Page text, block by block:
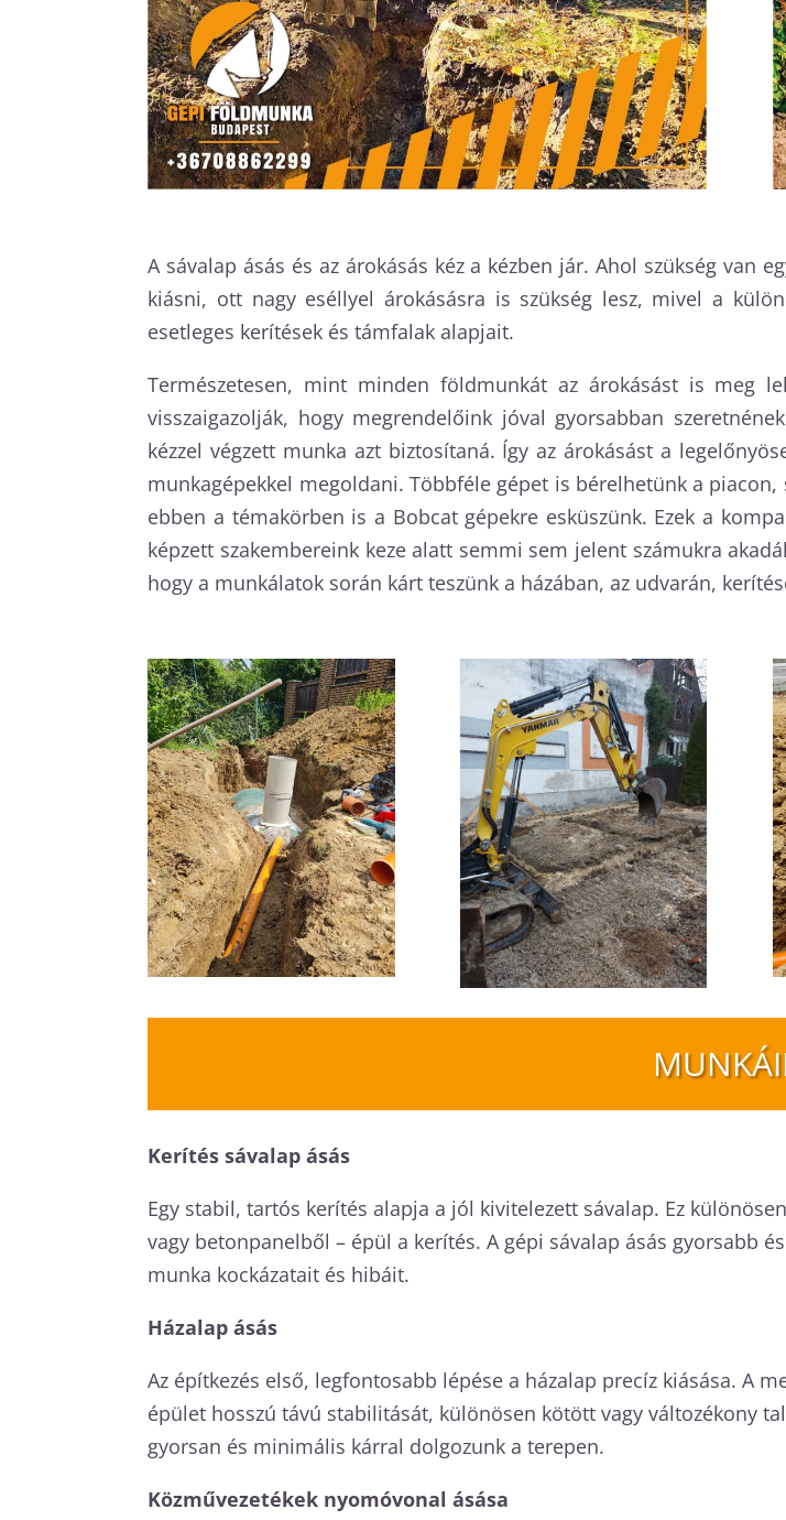
A sávalap ásás és az árokásás kéz a kézben jár. Ahol szükség van
kiásni, ott nagy eséllyel árokásásra is szükség lesz, mivel a
esetleges kerítések és támfalak alapjait.
Természetesen, mint minden földmunkát az árokásást is meg
visszaigazolják, hogy megrendelőink jóval gyorsabban
kézzel végzett munka azt biztosítaná. Így az árokásást a
munkagépekkel megoldani. Többféle gépet is bérelhetünk a
ebben a témakörben is a Bobcat gépekre esküszünk. Ezek a
képzett szakembereink keze alatt semmi sem jelent számukra
hogy a munkálatok során kárt teszünk a házában, az udvarán,
Kerítés sávalap ásás
Egy stabil, tartós kerítés alapja a jól kivitelezett sávalap. Ez
vagy betonpanelből – épül a kerítés. A gépi sávalap ásás gyorsabb
munka kockázatait és hibáit.
Házalap ásás
Az építkezés első, legfontosabb lépése a házalap precíz kiásása. A
épület hosszú távú stabilitását, különösen kötött vagy változékony
gyorsan és minimális kárral dolgozunk a terepen.
Közművezetékek nyomóvonal ásása